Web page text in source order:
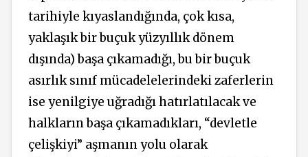
tarihiyle kıyaslandığında, çok kısa,
yaklaşık bir buçuk yüzyıllık dönem
dışında) başa çıkamadığı, bu bir buçuk
asırlık sınıf mücadelelerindeki zaferlerin
ise yenilgiye uğradığı hatırlatılacak ve
halkların başa çıkamadıkları, “devletle
çelişkiyi” aşmanın yolu olarak